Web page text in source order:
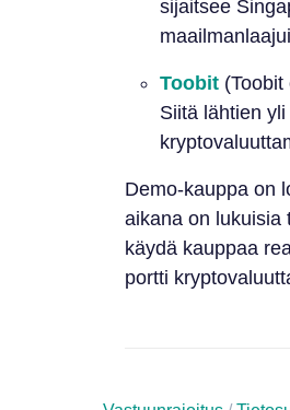
sijaitsee
Toobit
Siitä lähtien
Demo-kauppa on
aikana on lukuisia
käydä kauppaa
portti